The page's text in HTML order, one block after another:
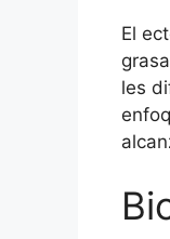
El
les